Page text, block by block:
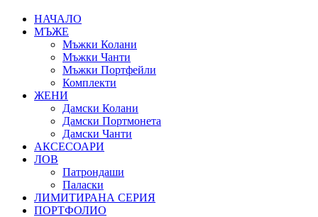
НАЧАЛО
МЪЖЕ
Мъжки Колани
Мъжки Чанти
Мъжки Портфейли
Комплекти
ЖЕНИ
Дамски Колани
Дамски Портмонета
Дамски Чанти
АКСЕСОАРИ
ЛОВ
Патрондаши
Паласки
ЛИМИТИРАНА СЕРИЯ
ПОРТФОЛИО